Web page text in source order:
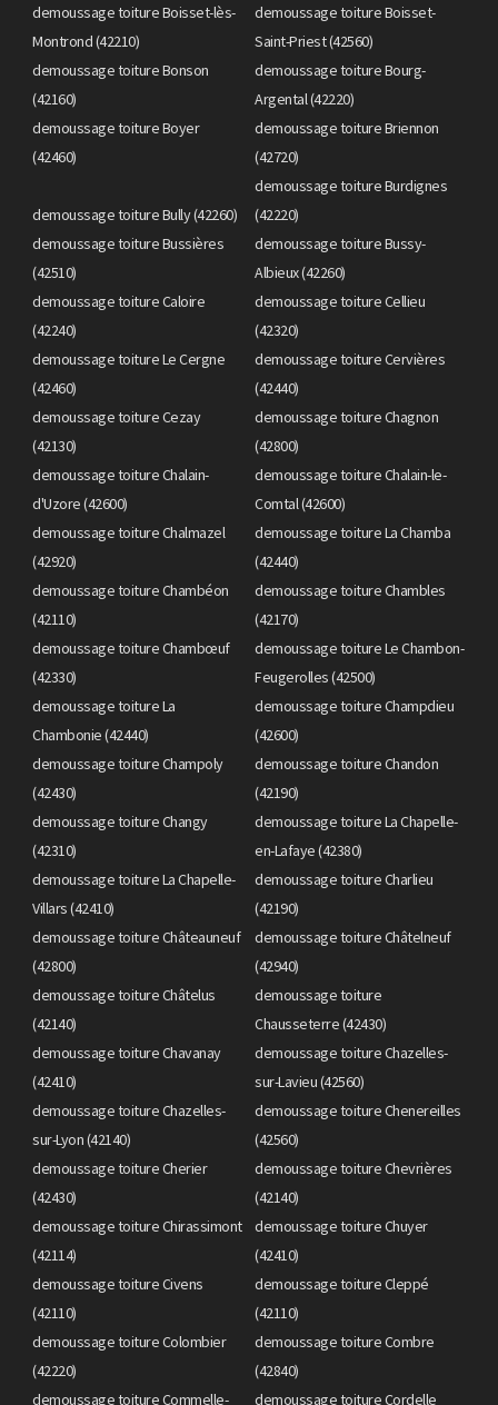
demoussage toiture Boisset-lès-
Montrond (42210)
demoussage toiture Boisset-
Saint-Priest (42560)
demoussage toiture Bonson
(42160)
demoussage toiture Bourg-
Argental (42220)
demoussage toiture Boyer
(42460)
demoussage toiture Briennon
(42720)
demoussage toiture Bully (42260)
demoussage toiture Burdignes
(42220)
demoussage toiture Bussières
(42510)
demoussage toiture Bussy-
Albieux (42260)
demoussage toiture Caloire
(42240)
demoussage toiture Cellieu
(42320)
demoussage toiture Le Cergne
(42460)
demoussage toiture Cervières
(42440)
demoussage toiture Cezay
(42130)
demoussage toiture Chagnon
(42800)
demoussage toiture Chalain-
d'Uzore (42600)
demoussage toiture Chalain-le-
Comtal (42600)
demoussage toiture Chalmazel
(42920)
demoussage toiture La Chamba
(42440)
demoussage toiture Chambéon
(42110)
demoussage toiture Chambles
(42170)
demoussage toiture Chambœuf
(42330)
demoussage toiture Le Chambon-
Feugerolles (42500)
demoussage toiture La
Chambonie (42440)
demoussage toiture Champdieu
(42600)
demoussage toiture Champoly
(42430)
demoussage toiture Chandon
(42190)
demoussage toiture Changy
(42310)
demoussage toiture La Chapelle-
en-Lafaye (42380)
demoussage toiture La Chapelle-
Villars (42410)
demoussage toiture Charlieu
(42190)
demoussage toiture Châteauneuf
(42800)
demoussage toiture Châtelneuf
(42940)
demoussage toiture Châtelus
(42140)
demoussage toiture
Chausseterre (42430)
demoussage toiture Chavanay
(42410)
demoussage toiture Chazelles-
sur-Lavieu (42560)
demoussage toiture Chazelles-
sur-Lyon (42140)
demoussage toiture Chenereilles
(42560)
demoussage toiture Cherier
(42430)
demoussage toiture Chevrières
(42140)
demoussage toiture Chirassimont
(42114)
demoussage toiture Chuyer
(42410)
demoussage toiture Civens
(42110)
demoussage toiture Cleppé
(42110)
demoussage toiture Colombier
(42220)
demoussage toiture Combre
(42840)
demoussage toiture Commelle-
demoussage toiture Cordelle